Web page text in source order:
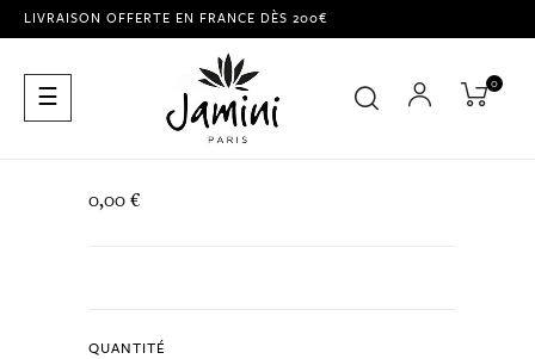
LIVRAISON OFFERTE EN FRANCE DÈS 200€
Basculer
la
☰ 0
0,00 €
QUANTITÉ